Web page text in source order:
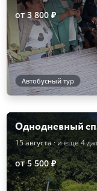
от 3 800 ₽
Автобусный тур
Однодневный
15 августа· и еще 4
от 5 500 ₽